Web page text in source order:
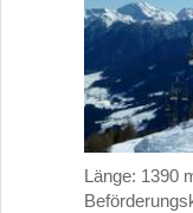
Länge: 1390